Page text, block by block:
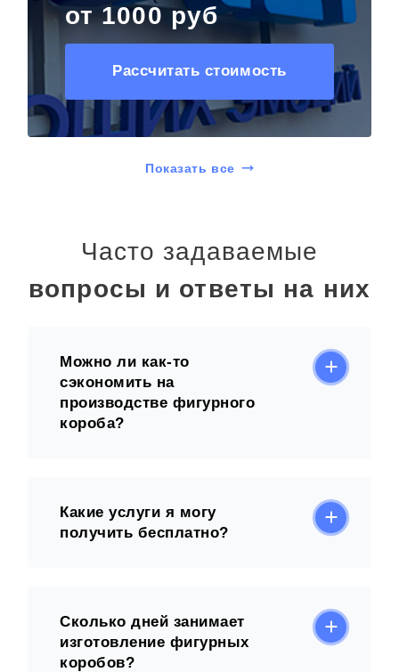
от 1000 руб
Рассчитать стоимость
Показать все
Часто задаваемые
вопросы и ответы на них
Можно ли как-то
сэкономить на
производстве фигурного
короба?
Какие услуги я могу
получить бесплатно?
Сколько дней занимает
изготовление фигурных
коробов?